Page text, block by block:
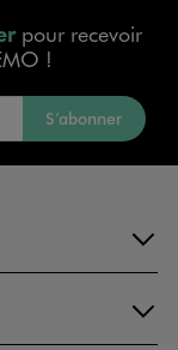
pour recevoir
!
S’abonner